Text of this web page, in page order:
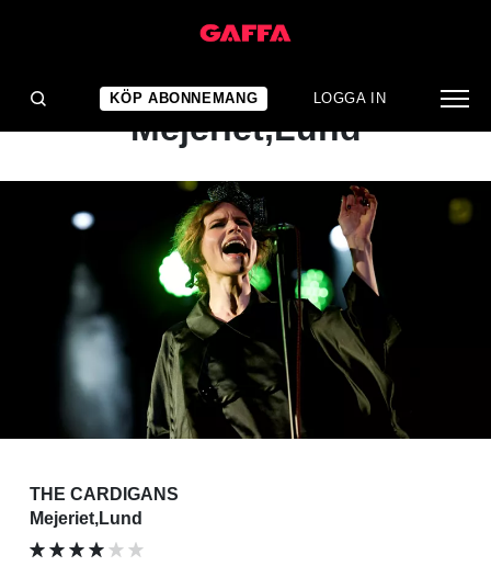
KÖP ABONNEMANG LOGGA IN
KONSERTRECENSION
The Cardigans:
Mejeriet,Lund
THE CARDIGANS
Mejeriet,Lund